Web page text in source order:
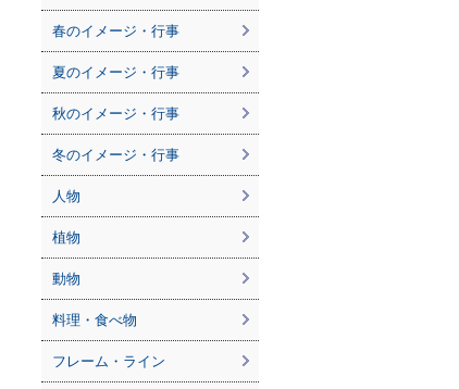
春のイメージ・行事
夏のイメージ・行事
秋のイメージ・行事
冬のイメージ・行事
人物
植物
動物
料理・食べ物
フレーム・ライン